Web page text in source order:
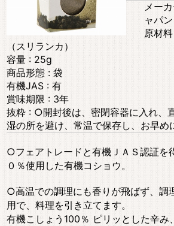
メー
ャパン
原材
（スリランカ）
容量 : 25g
商品形態 : 袋
有機JAS : 有
賞味期限 : 3年
抜粋 : ○開封後は、密閉容器に入れ、
湿の所を避け、常温で保存し、お早め
○フェアトレードと有機ＪＡＳ認証を
０％使用した有機コショウ。
○高温での調理にも香りが飛ばず、調
用で、料理を引き立てます。
有機こしょう100％ ピリッとした辛み